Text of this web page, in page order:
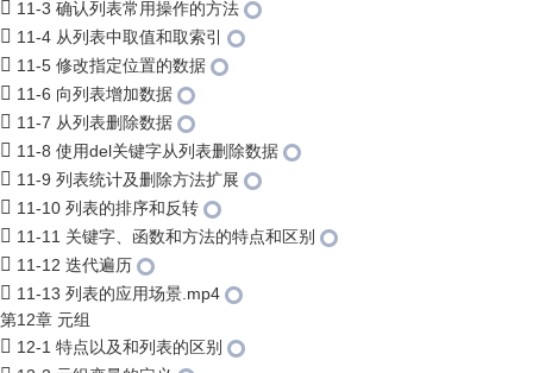
11-3 确认列表常用操作的方法
11-4 从列表中取值和取索引
11-5 修改指定位置的数据
11-6 向列表增加数据
11-7 从列表删除数据
11-8 使用del关键字从列表删除数据
11-9 列表统计及删除方法扩展
11-10 列表的排序和反转
11-11 关键字、函数和方法的特点和区别
11-12 迭代遍历
11-13 列表的应用场景.mp4
第12章 元组
12-1 特点以及和列表的区别